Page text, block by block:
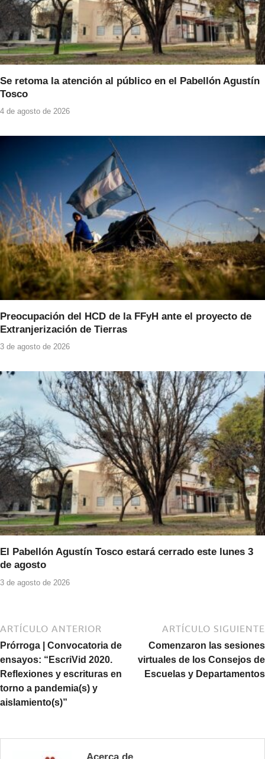
Se retoma la atención al público en el Pabellón Agustín
Tosco
4 de agosto de 2026
Preocupación del HCD de la FFyH ante el proyecto de
Extranjerización de Tierras
3 de agosto de 2026
El Pabellón Agustín Tosco estará cerrado este lunes 3
de agosto
3 de agosto de 2026
ARTÍCULO ANTERIOR
Prórroga | Convocatoria de
ensayos: “EscriVid 2020.
Reflexiones y escrituras en
torno a pandemia(s) y
aislamiento(s)”
ARTÍCULO SIGUIENTE
Comenzaron las sesiones
virtuales de los Consejos de
Escuelas y Departamentos